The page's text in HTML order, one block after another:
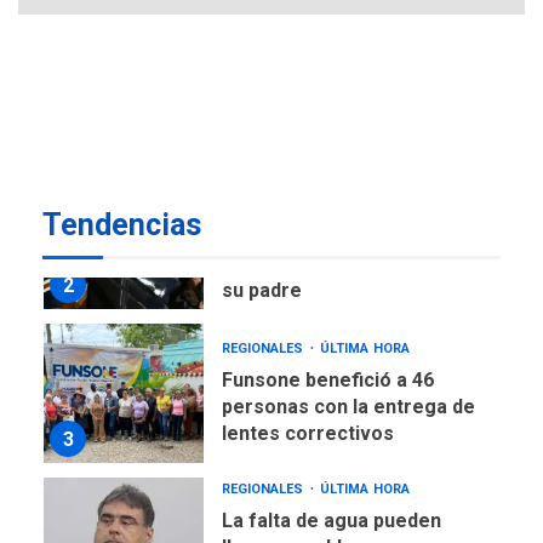
Tendencias
2
su padre
3
REGIONALES ÚLTIMA HORA
Funsone benefició a 46
personas con la entrega de
lentes correctivos
REGIONALES ÚLTIMA HORA
La falta de agua pueden